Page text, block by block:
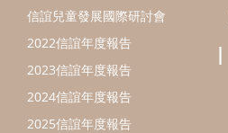
信誼兒童發展國際研討會
2022信誼年度報告
2023信誼年度報告
2024信誼年度報告
2025信誼年度報告